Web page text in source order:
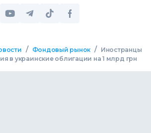
/ Фондовый рынок /
Иностранцы
в украинские облигации на 1 млрд грн